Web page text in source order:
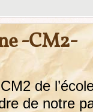
-CM2-
de
de notre